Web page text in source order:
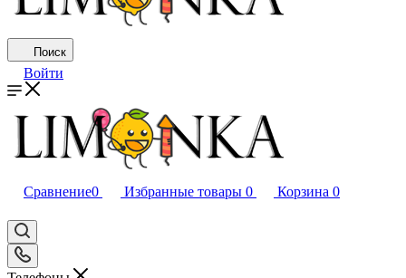
Поиск
Войти
Сравнение0 Избранные товары 0 Корзина 0